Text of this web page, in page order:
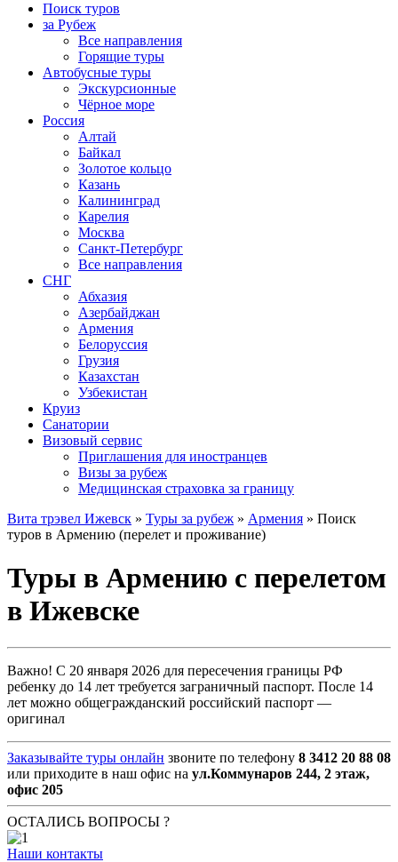
Поиск туров
за Рубеж
Все направления
Горящие туры
Автобусные туры
Экскурсионные
Чёрное море
Россия
Алтай
Байкал
Золотое кольцо
Казань
Калининград
Карелия
Москва
Санкт-Петербург
Все направления
СНГ
Абхазия
Азербайджан
Армения
Белоруссия
Грузия
Казахстан
Узбекистан
Круиз
Санатории
Визовый сервис
Приглашения для иностранцев
Визы за рубеж
Медицинская страховка за границу
Вита трэвел Ижевск » Туры за рубеж » Армения » Поиск
туров в Армению (перелет и проживание)
Туры в Армению с перелетом
в Ижевске
Важно! С 20 января 2026 для пересечения границы РФ
ребенку до 14 лет требуется заграничный паспорт. После 14
лет можно общегражданский российский паспорт —
оригинал
Заказывайте туры онлайн звоните по телефону 8 3412 20 88 08
или приходите в наш офис на ул.Коммунаров 244, 2 этаж,
офис 205
ОСТАЛИСЬ ВОПРОСЫ ?
Наши контакты